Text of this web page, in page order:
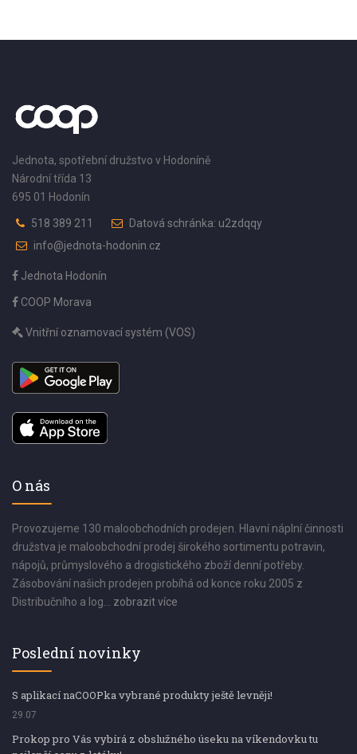
Jednota, spotřební družstvo v Hodoníně
Národní třída 13
695 01 Hodonín
518 389 211
Datová schránka: u2zdqqy
info@jednota-hodonin.cz
Jednota Hodonín
COOP Morava
Vnitřní oznamovací systém (VOS)
O nás
Provozujeme 130 maloobchodních prodejen. Hlavní náplní činnosti
družstva je maloobchodní prodej širokého sortimentu potravin,
nápojů, průmyslového a drogistického zboží denní potřeby.
Zásobování našich prodejen probíhá od konce roku 2005 z
Distribučního a log... zobrazit více
Poslední novinky
S aplikací naCOOPka vybrané produkty ještě levněji!
29.07
Prokop pro Vás vybírá z obslužného úseku na víkendovku tu